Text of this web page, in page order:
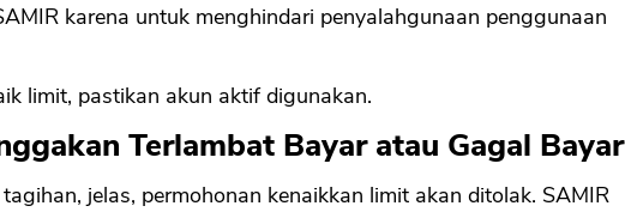
karena untuk menghindari penyalahgunaan penggunaan
limit, pastikan akun aktif digunakan.
Terlambat Bayar atau Gagal Bayar
jelas, permohonan kenaikkan limit akan ditolak. SAMIR